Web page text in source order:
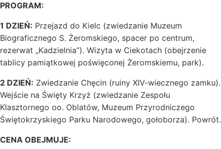
PROGRAM:
1 DZIEŃ: Przejazd do Kielc (zwiedzanie Muzeum
Biograficznego S. Żeromskiego, spacer po centrum,
rezerwat „Kadzielnia”). Wizyta w Ciekotach (obejrzenie
tablicy pamiątkowej poświęconej Żeromskiemu, park).
2 DZIEŃ: Zwiedzanie Chęcin (ruiny XIV-wiecznego zamku).
Wejście na Święty Krzyż (zwiedzanie Zespołu
Klasztornego oo. Oblatów, Muzeum Przyrodniczego
Świętokrzyskiego Parku Narodowego, gołoborza). Powrót.
CENA OBEJMUJE: